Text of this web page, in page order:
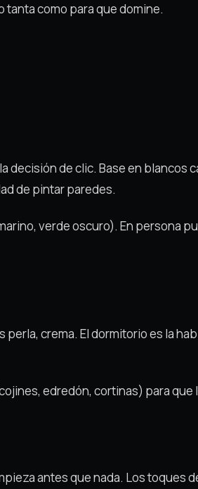
como para que domine.
decisión de clic. Base en
de pintar paredes.
verde oscuro). En persona
crema. El dormitorio es la
edredón, cortinas) para que
antes que nada. Los